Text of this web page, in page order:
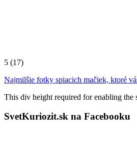
5 (17)
Najmilšie fotky spiacich mačiek, ktoré
This div height required for enabling the
SvetKuriozit.sk na Facebooku